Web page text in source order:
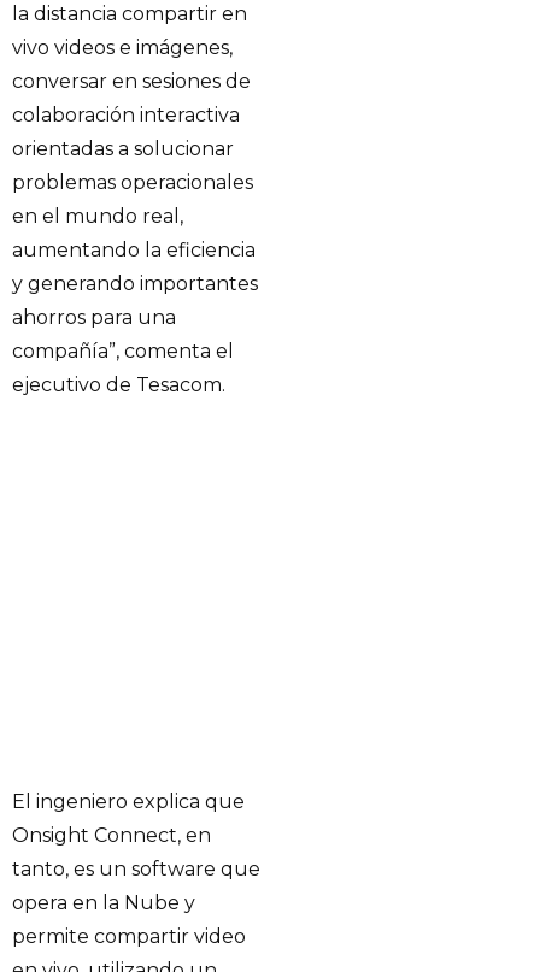
la distancia compartir en
vivo videos e imágenes,
conversar en sesiones de
colaboración interactiva
orientadas a solucionar
problemas operacionales
en el mundo real,
aumentando la eficiencia
y generando importantes
ahorros para una
compañía”, comenta el
ejecutivo de Tesacom.
El ingeniero explica que
Onsight Connect, en
tanto, es un software que
opera en la Nube y
permite compartir video